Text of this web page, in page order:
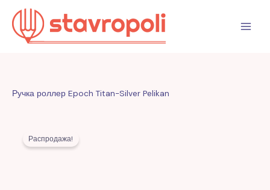
Перейти
содержимому
Ручка роллер Epoch Titan-Silver Pelikan
Распродажа!
составляла